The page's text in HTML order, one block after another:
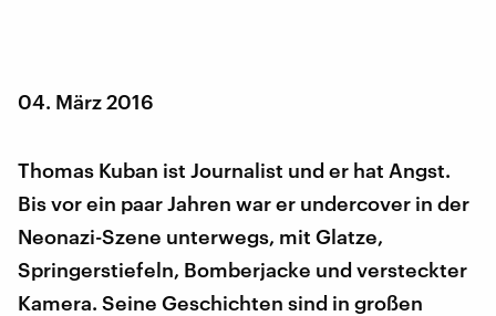
04. März 2016
Thomas Kuban ist Journalist und er hat Angst.
Bis vor ein paar Jahren war er undercover in der
Neonazi-Szene unterwegs, mit Glatze,
Springerstiefeln, Bomberjacke und versteckter
Kamera. Seine Geschichten sind in großen